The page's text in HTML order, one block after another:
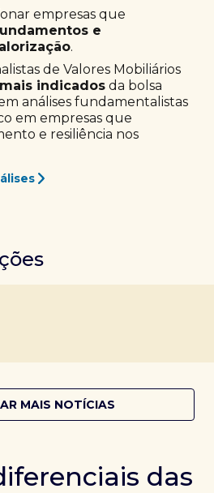
empresas que
e
.
de Valores Mobiliários
indicados da bolsa
análises fundamentalistas
em empresas que
e resiliência nos
MAIS NOTÍCIAS
das